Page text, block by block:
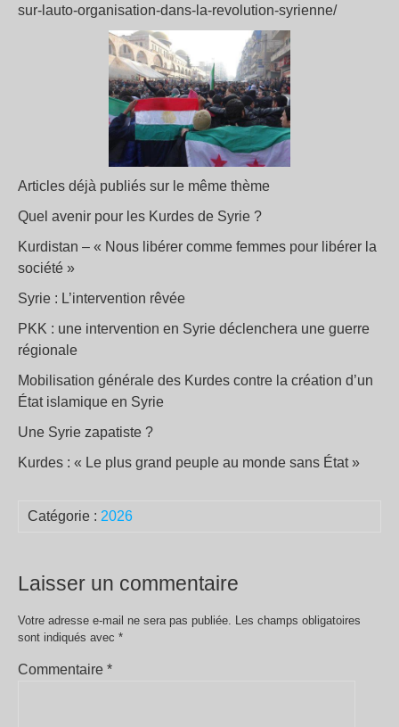
sur-lauto-organisation-dans-la-revolution-syrienne/
Articles déjà publiés sur le même thème
Quel avenir pour les Kurdes de Syrie ?
Kurdistan – « Nous libérer comme femmes pour libérer la
société »
Syrie : L’intervention rêvée
PKK : une intervention en Syrie déclenchera une guerre
régionale
Mobilisation générale des Kurdes contre la création d’un
État islamique en Syrie
Une Syrie zapatiste ?
Kurdes : « Le plus grand peuple au monde sans État »
Catégorie : 2026
Laisser un commentaire
Votre adresse e-mail ne sera pas publiée. Les champs obligatoires
sont indiqués avec *
Commentaire *